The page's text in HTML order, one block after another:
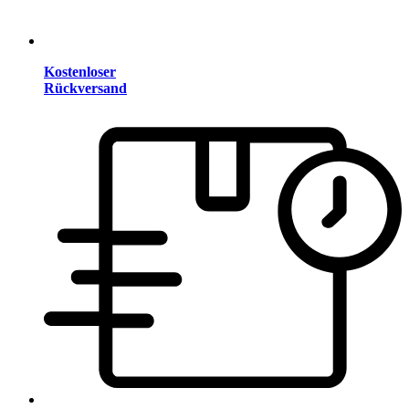
Kostenloser
Rückversand